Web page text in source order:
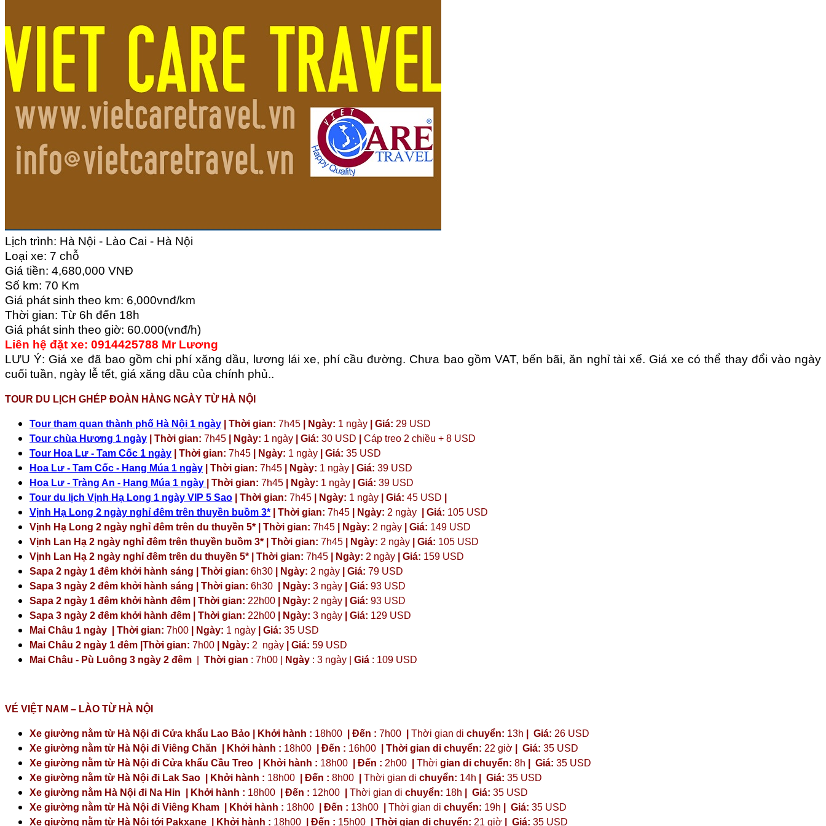
Lịch trình: Hà Nội - Lào Cai - Hà Nội
Loại xe: 7 chỗ
Giá tiền: 4,680,000 VNĐ
Số km: 70 Km
Giá phát sinh theo km: 6,000vnđ/km
Thời gian: Từ 6h đến 18h
Giá phát sinh theo giờ: 60.000(vnđ/h)
Liên hệ đặt xe: 0914425788 Mr Lương
LƯU Ý: Giá xe đã bao gồm chi phí xăng dầu, lương lái xe, phí cầu đường. Chưa bao gồm VAT, bến bãi, ăn nghỉ tài xế. Giá xe có thể thay đổi vào ngày
cuối tuần, ngày lễ tết, giá xăng dầu của chính phủ..
TOUR DU LỊCH GHÉP ĐOÀN HÀNG NGÀY TỪ HÀ NỘI
Tour tham quan thành phố Hà Nội 1 ngày | Thời gian: 7h45 | Ngày: 1 ngày | Giá: 29 USD
Tour chùa Hương 1 ngày | Thời gian: 7h45 | Ngày: 1 ngày | Giá: 30 USD
Cáp treo 2 chiều + 8 USD
Tour Hoa Lư - Tam Cốc 1 ngày | Thời gian: 7h45 | Ngày: 1 ngày | Giá: 35 USD
Hoa Lư - Tam Cốc - Hang Múa 1 ngày | Thời gian: 7h45 | Ngày: 1 ngày | Giá: 39 USD
Hoa Lư - Tràng An - Hang Múa 1 ngày
| Thời gian: 7h45 | Ngày: 1 ngày | Giá: 39 USD
Tour du lịch Vịnh Hạ Long 1 ngày VIP 5 Sao | Thời gian: 7h45 | Ngày: 1 ngày | Giá: 45 USD
Vịnh Hạ Long 2 ngày nghỉ đêm trên thuyền buồm 3* | Thời gian: 7h45 | Ngày: 2 ngày | Giá: 105 USD
Vịnh Hạ Long 2 ngày nghỉ đêm trên du thuyền 5* | Thời gian: 7h45 | Ngày: 2 ngày | Giá: 149 USD
Vịnh Lan Hạ 2 ngày nghỉ đêm trên thuyền buồm 3* | Thời gian: 7h45 | Ngày: 2 ngày | Giá: 105 USD
Vịnh Lan Hạ 2 ngày nghỉ đêm trên du thuyền 5* | Thời gian: 7h45 | Ngày: 2 ngày | Giá: 159 USD
Sapa 2 ngày 1 đêm khởi hành sáng | Thời gian: 6h30 | Ngày: 2 ngày | Giá: 79 USD
Sapa 3 ngày 2 đêm khởi hành sáng | Thời gian: 6h30 | Ngày: 3 ngày | Giá: 93 USD
Sapa 2 ngày 1 đêm khởi hành đêm | Thời gian: 22h00 | Ngày: 2 ngày | Giá: 93 USD
Sapa 3 ngày 2 đêm khởi hành đêm | Thời gian: 22h00 | Ngày: 3 ngày | Giá: 129 USD
Mai Châu 1 ngày | Thời gian: 7h00 | Ngày: 1 ngày | Giá: 35 USD
Mai Châu 2 ngày 1 đêm |Thời gian: 7h00 | Ngày: 2 ngày Giá: 59 USD
Mai Châu - Pù Luông 3 ngày 2 đêm
Thời gian : 7h00 | Ngày : 3 ngày | Giá : 109 USD
VÉ VIỆT NAM – LÀO TỪ HÀ NỘI
Xe giường nằm từ Hà Nội đi Cửa khẩu Lao Bảo | Khởi hành : 18h00 | Đến : 7h00 Thời gian di chuyển: 13h Giá: 26 USD
Xe giường nằm từ Hà Nội đi Viêng Chăn | Khởi hành : 18h00 | Đến : 16h00 | Thời gian di chuyển: 22 giờ | Giá: 35 USD
Xe giường nằm từ Hà Nội đi Cửa khẩu Cầu Treo | Khởi hành : 18h00 | Đến : 2h00 Thời gian di chuyển: 8h Giá: 35 USD
Xe giường nằm từ Hà Nội đi Lak Sao | Khởi hành : 18h00 | Đến : 8h00 Thời gian di chuyển: 14h Giá: 35 USD
Xe giường nằm Hà Nội đi Na Hin | Khởi hành : 18h00 | Đến : 12h00 Thời gian di chuyển: 18h Giá: 35 USD
Xe giường nằm từ Hà Nội đi Viêng Kham | Khởi hành : 18h00 | Đến : 13h00 Thời gian di chuyển: 19h Giá: 35 USD
Xe giường nằm từ Hà Nội tới Pakxane | Khởi hành : 18h00 | Đến : 15h00 | Thời gian di chuyển: 21 giờ | Giá: 35 USD